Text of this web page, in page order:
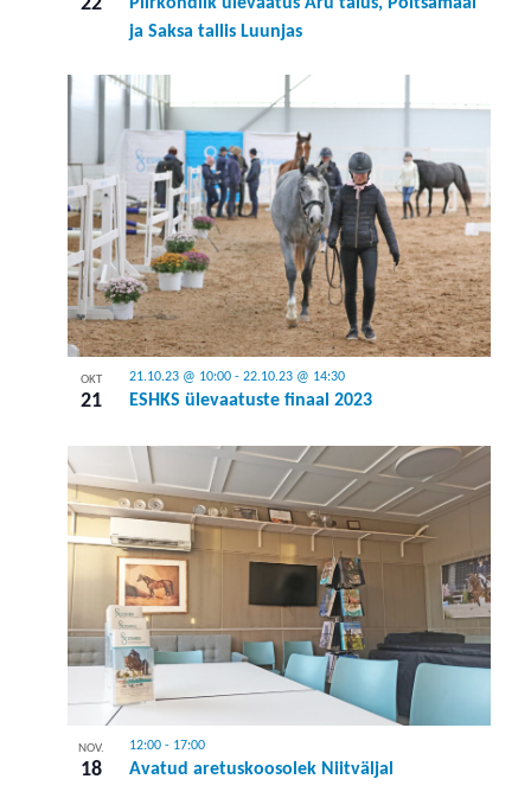
Piirkondlik ülevaatus Aru talus, Põltsamaal
ja Saksa tallis Luunjas
OKT
21 ESHKS ülevaatuste finaal 2023
21.10.23 @ 10:00 -22.10.23 @ 14:30
NOV.
18 Avatud aretuskoosolek Niitväljal
12:00- 17:00